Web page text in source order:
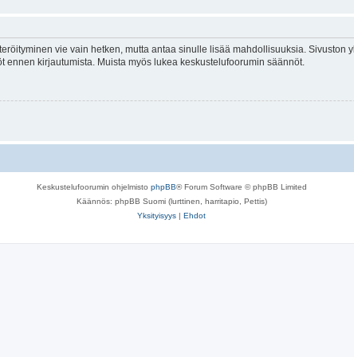
vie vain hetken, mutta antaa sinulle lisää mahdollisuuksia. Sivuston
kirjautumista. Muista myös lukea keskustelufoorumin säännöt.
Keskustelufoorumin ohjelmisto phpBB® Forum Software © phpBB Limited
Käännös: phpBB Suomi (lurttinen, harritapio, Pettis)
Yksityisyys | Ehdot